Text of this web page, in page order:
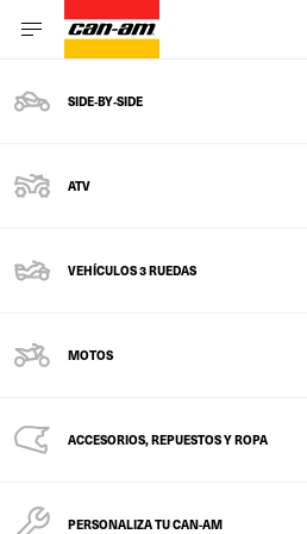
SIDE‑BY‑SIDE
ATV
VEHÍCULOS 3 RUEDAS
MOTOS
ACCESORIOS, REPUESTOS Y ROPA
PERSONALIZA TU CAN-AM
PROMOCIONES